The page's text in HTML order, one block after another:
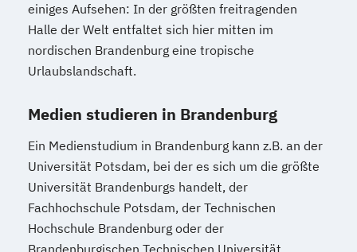
einiges Aufsehen: In der größten freitragenden
Halle der Welt entfaltet sich hier mitten im
nordischen Brandenburg eine tropische
Urlaubslandschaft.
Medien studieren in Brandenburg
Ein Medienstudium in Brandenburg kann z.B. an der
Universität Potsdam, bei der es sich um die größte
Universität Brandenburgs handelt, der
Fachhochschule Potsdam, der Technischen
Hochschule Brandenburg oder der